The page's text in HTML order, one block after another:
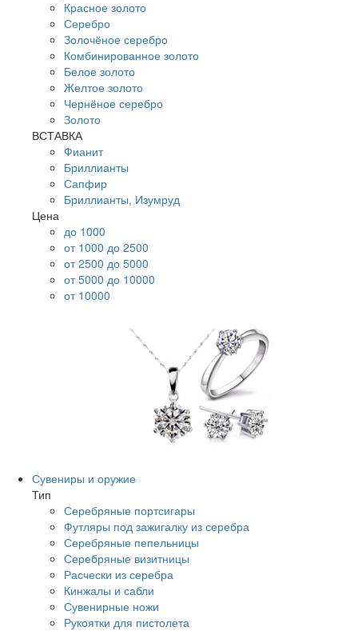
Красное золото
Серебро
Золочёное серебро
Комбинированное золото
Белое золото
Желтое золото
Чернёное серебро
Золото
ВСТАВКА
Фианит
Бриллианты
Сапфир
Бриллианты, Изумруд
Цена
до 1000
от 1000 до 2500
от 2500 до 5000
от 5000 до 10000
от 10000
Сувениры и оружие
Тип
Серебряные портсигары
Футляры под зажигалку из серебра
Серебряные пепельницы
Серебряные визитницы
Расчески из серебра
Кинжалы и сабли
Сувенирные ножи
Рукоятки для пистолета